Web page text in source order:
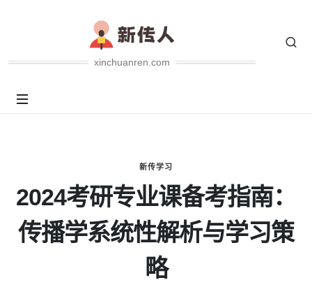
xinchuanren.com
新传学习
2024考研专业课备考指南：
传播学系统性解析与学习策
略